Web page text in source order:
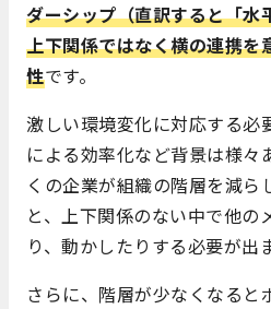
ダーシップ（直訳すると「水
上下関係ではなく横の連携を
性です。
激しい環境変化に対応する必
による効率化など背景は様々
くの企業が組織の階層を減ら
と、上下関係のない中で他の
り、動かしたりする必要が出
さらに、階層が少なくなると